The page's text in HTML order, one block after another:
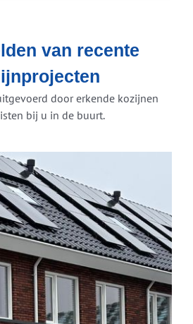
van recente
door erkende kozijnen
bij u in de buurt.